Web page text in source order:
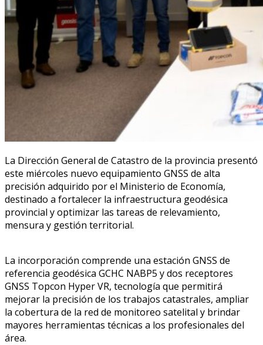
La Dirección General de Catastro de la provincia presentó
este miércoles nuevo equipamiento GNSS de alta
precisión adquirido por el Ministerio de Economía,
destinado a fortalecer la infraestructura geodésica
provincial y optimizar las tareas de relevamiento,
mensura y gestión territorial.
La incorporación comprende una estación GNSS de
referencia geodésica GCHC NABP5 y dos receptores
GNSS Topcon Hyper VR, tecnología que permitirá
mejorar la precisión de los trabajos catastrales, ampliar
la cobertura de la red de monitoreo satelital y brindar
mayores herramientas técnicas a los profesionales del
área.